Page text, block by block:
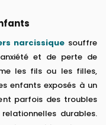
narcissique souffre
et de perte de
les fils ou les filles,
enfants exposés à un
parfois des troubles
durables.